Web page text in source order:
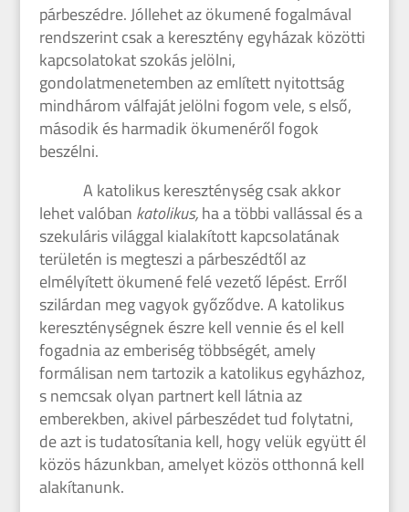
párbeszédre. Jóllehet az ökumené fogalmával
rendszerint csak a keresztény egyházak közötti
kapcsolatokat szokás jelölni,
gondolatmenetemben az említett nyitottság
mindhárom válfaját jelölni fogom vele, s első,
második és harmadik ökumenéről fogok
beszélni.
A katolikus kereszténység csak akkor
lehet valóban katolikus,ha a többi vallással és a
szekuláris világgal kialakított kapcsolatának
területén is megteszi a párbeszédtől az
elmélyített ökumené felé vezető lépést. Erről
szilárdan meg vagyok győződve. A katolikus
kereszténységnek észre kell vennie és el kell
fogadnia az emberiség többségét, amely
formálisan nem tartozik a katolikus egyházhoz,
s nemcsak olyan partnert kell látnia az
emberekben, akivel párbeszédet tud folytatni,
de azt is tudatosítania kell, hogy velük együtt él
közös házunkban, amelyet közös otthonná kell
alakítanunk.